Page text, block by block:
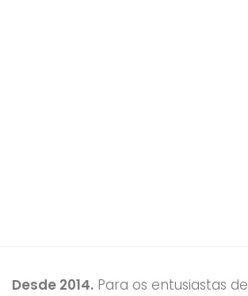
Desde 2014. Para os entusiastas de